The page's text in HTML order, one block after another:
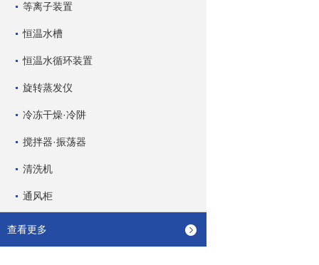
等离子装置
恒温水槽
恒温水循环装置
旋转蒸发仪
冷冻干燥·冷阱
搅拌器·振荡器
清洗机
通风柜
查看更多